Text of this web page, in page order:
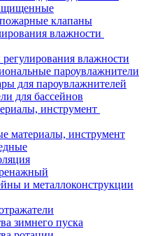
клапаны
влажности
влажности
пароувлажнители
для пароувлажнителей
для бассейнов
инструмент
материалы, инструмент
и металлоконструкции
зимнего пуска